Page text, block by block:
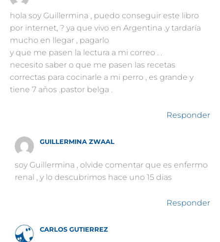
hola soy Guillermina , puedo conseguir este libro
por internet, ? ya que vivo en Argentina .y tardaría
mucho en llegar , pagarlo
y que me pasen la lectura a mi correo . .
necesito saber o que me pasen las recetas
correctas para cocinarle a mi perro , es grande y
tiene 7 años .pastor belga .
Responder
GUILLERMINA ZWAAL
soy Guillermina , olvide comentar que es enfermo
renal , y lo descubrimos hace uno 15 dias
Responder
CARLOS GUTIERREZ